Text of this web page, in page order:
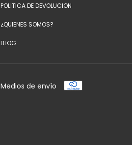
POLITICA DE DEVOLUCION
¿QUIENES SOMOS?
BLOG
Medios de envío